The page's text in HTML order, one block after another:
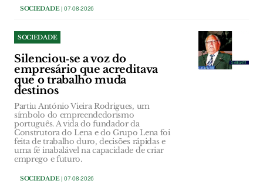
SOCIEDADE| 07-08-2026
SOCIEDADE
Silenciou‑se a voz do
empresário que acreditava
que o trabalho muda
destinos
Partiu António Vieira Rodrigues, um
símbolo do empreendedorismo
português. A vida do fundador da
Construtora do Lena e do Grupo Lena foi
feita de trabalho duro, decisões rápidas e
uma fé inabalável na capacidade de criar
emprego e futuro.
SOCIEDADE| 07-08-2026